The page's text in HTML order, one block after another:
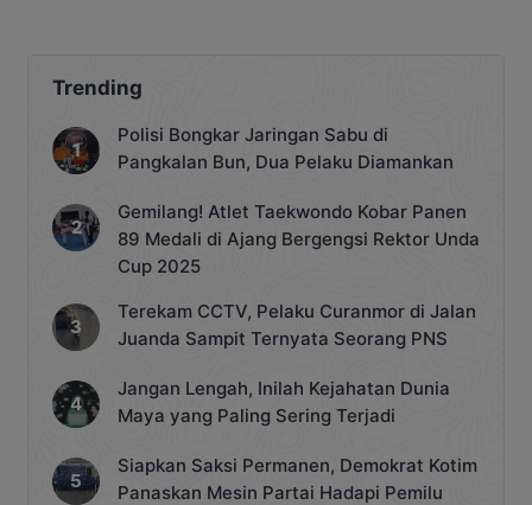
Trending
Polisi Bongkar Jaringan Sabu di
Pangkalan Bun, Dua Pelaku Diamankan
Gemilang! Atlet Taekwondo Kobar Panen
89 Medali di Ajang Bergengsi Rektor Unda
Cup 2025
Terekam CCTV, Pelaku Curanmor di Jalan
Juanda Sampit Ternyata Seorang PNS
Jangan Lengah, Inilah Kejahatan Dunia
Maya yang Paling Sering Terjadi
Siapkan Saksi Permanen, Demokrat Kotim
Panaskan Mesin Partai Hadapi Pemilu